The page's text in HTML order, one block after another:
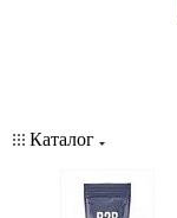
Каталог